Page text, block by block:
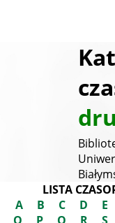
LISTA
A
B C D E